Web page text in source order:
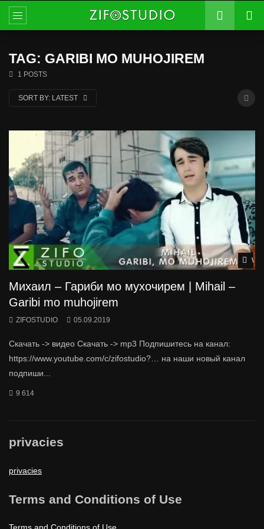
TAG: GARIBI MO MUHOJIREM
1 POSTS
SORT BY: LATEST
Михаил – Гариби мо мухочирем | Mihail –
Garibi mo muhojirem
ZIFOSTUDIO 05.09.2019
Скачать -> видео Скачать -> mp3 Подпишитесь на канал:
https://www.youtube.com/c/zifostudio?… на наши новый канал
подпиши...
9 614
privacies
privacies
Terms and Conditions of Use